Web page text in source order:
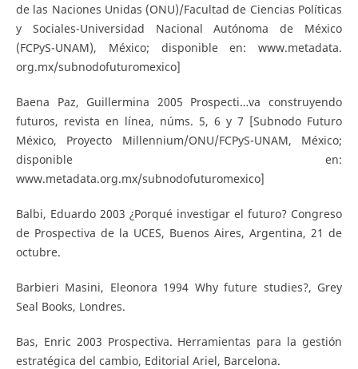
de las Naciones Unidas (ONU)/Facultad de Ciencias Políticas
y Sociales-Universidad Nacional Autónoma de México
(FCPyS-UNAM), México; disponible en: www.metadata.
org.mx/subnodofuturomexico]
Baena Paz, Guillermina 2005 Prospecti…va construyendo
futuros, revista en línea, núms. 5, 6 y 7 [Subnodo Futuro
México, Proyecto Millennium/ONU/FCPyS-UNAM, México;
disponible en:
www.metadata.org.mx/subnodofuturomexico]
Balbi, Eduardo 2003 ¿Porqué investigar el futuro? Congreso
de Prospectiva de la UCES, Buenos Aires, Argentina, 21 de
octubre.
Barbieri Masini, Eleonora 1994 Why future studies?, Grey
Seal Books, Londres.
Bas, Enric 2003 Prospectiva. Herramientas para la gestión
estratégica del cambio, Editorial Ariel, Barcelona.